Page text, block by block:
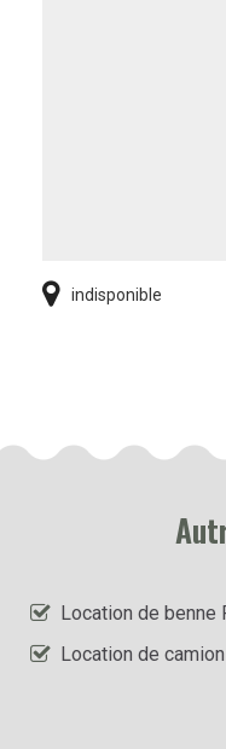
indisponible
Location de benne
Location de